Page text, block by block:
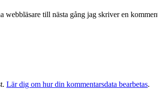
webbläsare till nästa gång jag skriver en
Lär dig om hur din kommentarsdata bearbetas.